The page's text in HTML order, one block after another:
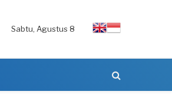
Sabtu, Agustus 8